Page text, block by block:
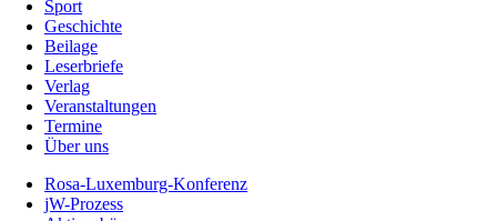
Sport
Geschichte
Beilage
Leserbriefe
Verlag
Veranstaltungen
Termine
Über uns
Rosa-Luxemburg-Konferenz
jW-Prozess